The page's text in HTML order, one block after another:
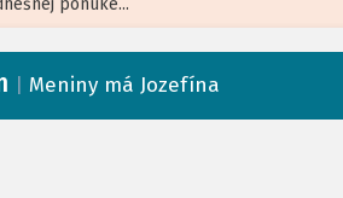
Meniny má Jozefína